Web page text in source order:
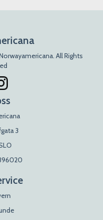
All Rights
3